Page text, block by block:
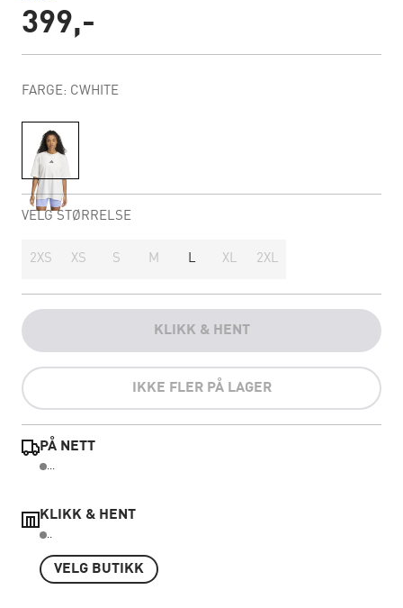
399,-
FARGE: CWHITE
VELG STØRRELSE
2XS XS S M L XL 2XL
KLIKK & HENT
IKKE FLER PÅ LAGER
PÅ NETT
...
KLIKK & HENT
..
VELG BUTIKK